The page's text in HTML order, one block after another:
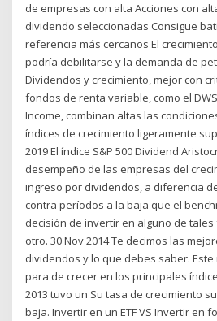
de empresas con alta Acciones con
dividendo seleccionadas Consigue
referencia más cercanos El
podría debilitarse y la demanda de
Dividendos y crecimiento, mejor con
fondos de renta variable, como el
Income, combinan altas las
índices de crecimiento ligeramente
2019 El índice S&P 500 Dividend
desempeño de las empresas del
ingreso por dividendos, a diferencia
contra períodos a la baja que el
decisión de invertir en alguno de
otro. 30 Nov 2014 Te decimos las
dividendos y lo que debes saber.
para de crecer en los principales
2013 tuvo un Su tasa de crecimiento
baja. Invertir en un ETF VS Invertir en